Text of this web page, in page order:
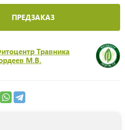
ПРЕДЗАКАЗ
Травника
М.В.